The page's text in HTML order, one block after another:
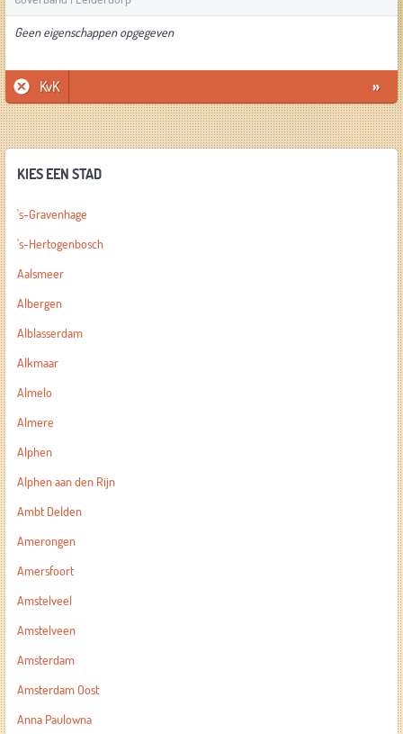
Geen eigenschappen opgegeven
KvK »
KIES EEN STAD
's-Gravenhage
's-Hertogenbosch
Aalsmeer
Albergen
Alblasserdam
Alkmaar
Almelo
Almere
Alphen
Alphen aan den Rijn
Ambt Delden
Amerongen
Amersfoort
Amstelveel
Amstelveen
Amsterdam
Amsterdam Oost
Anna Paulowna